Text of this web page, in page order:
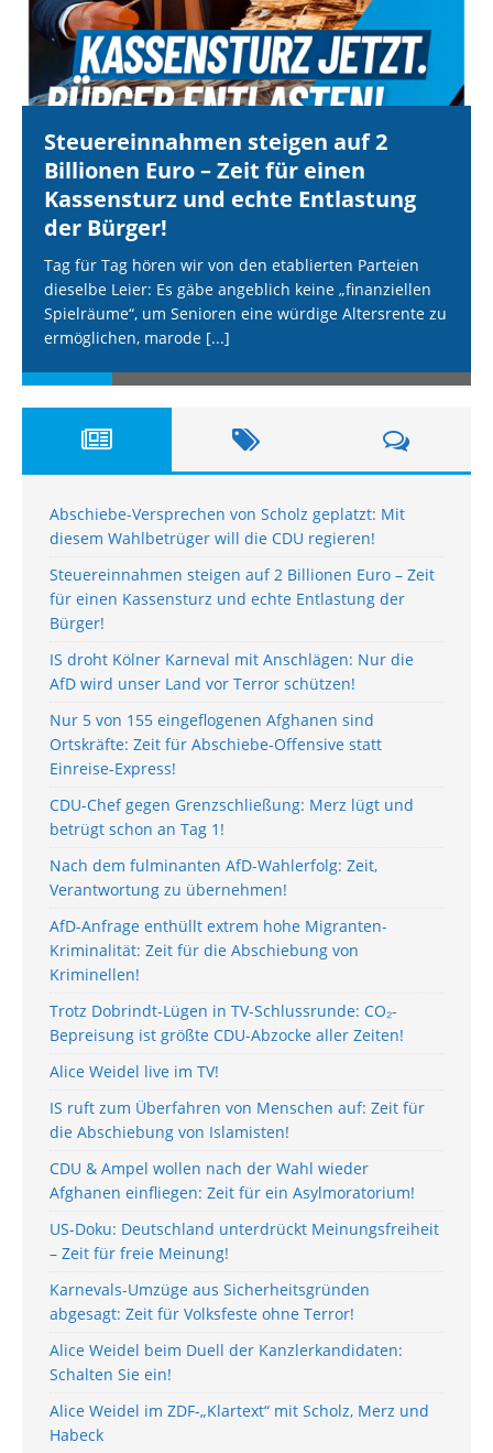
Steuereinnahmen steigen auf 2
Billionen Euro – Zeit für einen
Kassensturz und echte Entlastung
der Bürger!
Tag für Tag hören wir von den etablierten Parteien
dieselbe Leier: Es gäbe angeblich keine „finanziellen
Spielräume“, um Senioren eine würdige Altersrente zu
ermöglichen, marode [...]
Abschiebe-Versprechen von Scholz geplatzt: Mit
diesem Wahlbetrüger will die CDU regieren!
Steuereinnahmen steigen auf 2 Billionen Euro – Zeit
für einen Kassensturz und echte Entlastung der
Bürger!
IS droht Kölner Karneval mit Anschlägen: Nur die
AfD wird unser Land vor Terror schützen!
Nur 5 von 155 eingeflogenen Afghanen sind
Ortskräfte: Zeit für Abschiebe-Offensive statt
Einreise-Express!
CDU-Chef gegen Grenzschließung: Merz lügt und
betrügt schon an Tag 1!
Nach dem fulminanten AfD-Wahlerfolg: Zeit,
Verantwortung zu übernehmen!
AfD-Anfrage enthüllt extrem hohe Migranten-
Kriminalität: Zeit für die Abschiebung von
Kriminellen!
Trotz Dobrindt-Lügen in TV-Schlussrunde: CO₂-
Bepreisung ist größte CDU-Abzocke aller Zeiten!
Alice Weidel live im TV!
IS ruft zum Überfahren von Menschen auf: Zeit für
die Abschiebung von Islamisten!
CDU & Ampel wollen nach der Wahl wieder
Afghanen einfliegen: Zeit für ein Asylmoratorium!
US-Doku: Deutschland unterdrückt Meinungsfreiheit
– Zeit für freie Meinung!
Karnevals-Umzüge aus Sicherheitsgründen
abgesagt: Zeit für Volksfeste ohne Terror!
Alice Weidel beim Duell der Kanzlerkandidaten:
Schalten Sie ein!
Alice Weidel im ZDF-„Klartext“ mit Scholz, Merz und
Habeck